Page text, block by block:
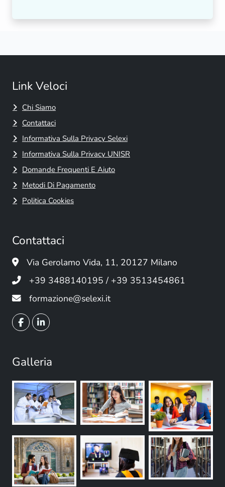
Link Veloci
Chi Siamo
Contattaci
Informativa Sulla Privacy Selexi
Informativa Sulla Privacy UNISR
Domande Frequenti E Aiuto
Metodi Di Pagamento
Politica Cookies
Contattaci
Via Gerolamo Vida, 11, 20127 Milano
+39 3488140195 / +39 3513454861
formazione@selexi.it
Galleria